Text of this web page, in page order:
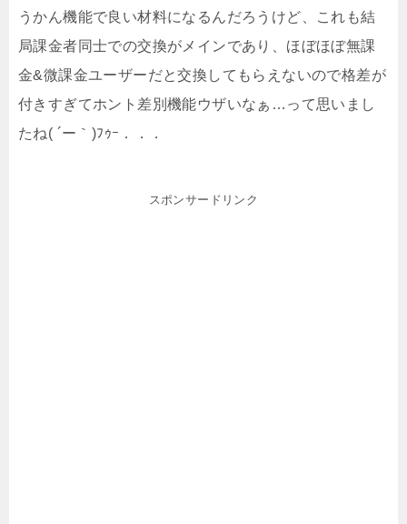
うかん機能で良い材料になるんだろうけど、これも結
局課金者同士での交換がメインであり、ほぼほぼ無課
金&微課金ユーザーだと交換してもらえないので格差が
付きすぎてホント差別機能ウザいなぁ…って思いまし
たね( ´ー｀)ﾌｩｰ．．．
スポンサードリンク